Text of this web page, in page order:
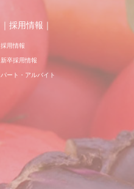
｜採用情報｜
採用情報
新卒採用情報
パート・アルバイト